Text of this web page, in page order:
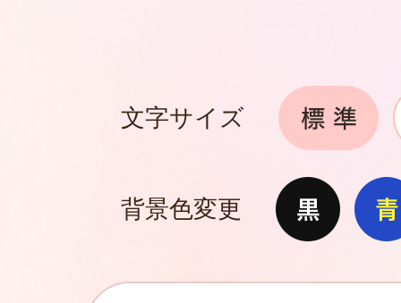
文字サイズ
背景色変更